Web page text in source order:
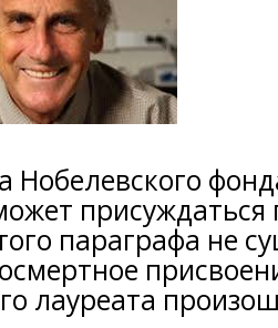
Нобелевского
параграфа не
лауреата